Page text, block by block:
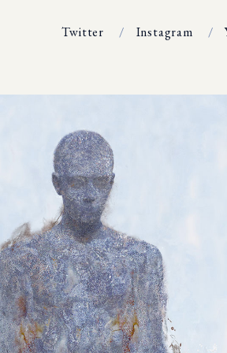
Twitter Instagram